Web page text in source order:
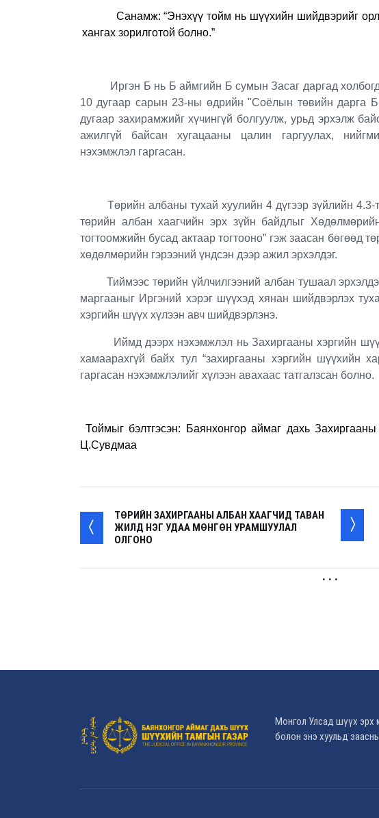
Санамж: “Энэхүү тойм нь шүүхийн шийдвэрийг
хангах зорилготой болно.”
Иргэн Б нь Б аймгийн Б сумын Засаг даргад
10 дугаар сарын 23-ны өдрийн "Соёлын төвийн дарга
дугаар захирамжийг хүчингүй болгуулж, урьд эрхэлж
ажилгүй байсан хугацааны цалин гаргуулах,
нэхэмжлэл гаргасан.
Төрийн албаны тухай хуулийн 4 дүгээр зүйлийн 4.3-т
төрийн албан хаагчийн эрх зүйн байдлыг
тогтоомжийн бусад актаар тогтооно” гэж заасан бөгөөд
хөдөлмөрийн гэрээний үндсэн дээр ажил эрхэлдэг.
Тиймээс төрийн үйлчилгээний албан тушаал
маргааныг Иргэний хэрэг шүүхэд хянан шийдвэрлэх
хэргийн шүүх хүлээн авч шийдвэрлэнэ.
Иймд дээрх нэхэмжлэл нь Захиргааны хэргийн
хамаарахгүй байх тул “захиргааны хэргийн шүүхийн
гаргасан нэхэмжлэлийг хүлээн авахаас татгалзсан болно.
Тоймыг бэлтгэсэн: Баянхонгор аймаг дахь
Ц.Сувдмаа
ТӨРИЙН ЗАХИРГААНЫ АЛБАН ХААГЧИД ТАВАН
ЖИЛД НЭГ УДАА МӨНГӨН УРАМШУУЛАЛ
ОЛГОНО
. . .
Монгол Улсад шүүх эрх
болон энэ хуульд